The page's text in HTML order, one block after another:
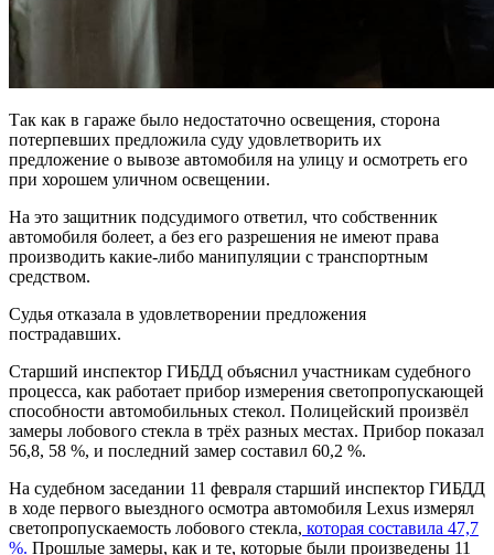
Так как в гараже было недостаточно освещения, сторона
потерпевших предложила суду удовлетворить их
предложение о вывозе автомобиля на улицу и осмотреть его
при хорошем уличном освещении.
На это защитник подсудимого ответил, что собственник
автомобиля болеет, а без его разрешения не имеют права
производить какие-либо манипуляции с транспортным
средством.
Судья отказала в удовлетворении предложения
пострадавших.
Старший инспектор ГИБДД объяснил участникам судебного
процесса, как работает прибор измерения светопропускающей
способности автомобильных стекол. Полицейский произвёл
замеры лобового стекла в трёх разных местах. Прибор показал
56,8, 58 %, и последний замер составил 60,2 %.
На судебном заседании 11 февраля старший инспектор ГИБДД
в ходе первого выездного осмотра автомобиля Lexus измерял
светопропускаемость лобового стекла, которая составила 47,7
%. Прошлые замеры, как и те, которые были произведены 11